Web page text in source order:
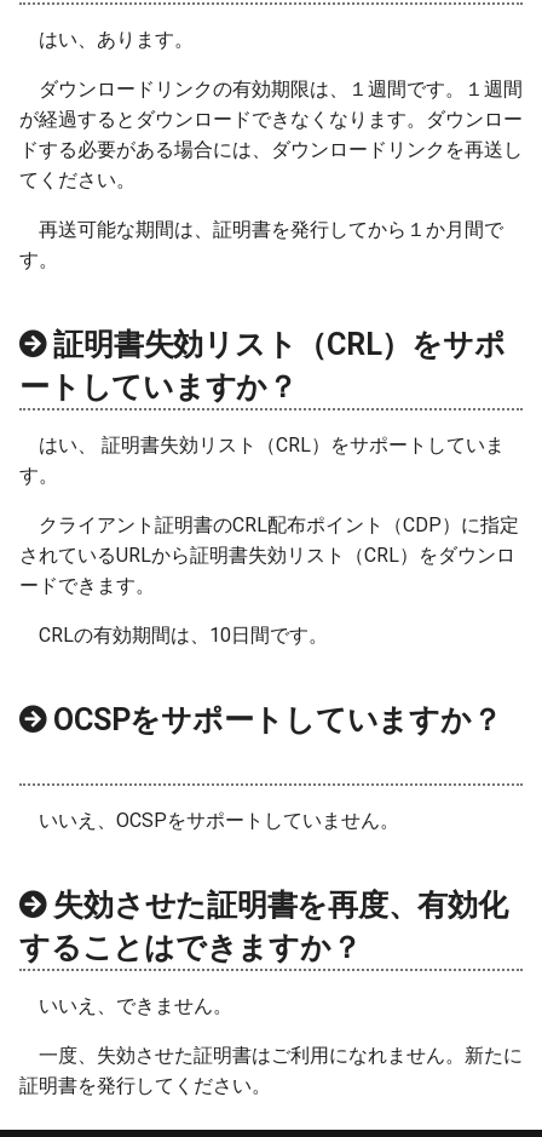
はい、あります。
ダウンロードリンクの有効期限は、１週間です。１週間
が経過するとダウンロードできなくなります。ダウンロー
ドする必要がある場合には、ダウンロードリンクを再送し
てください。
再送可能な期間は、証明書を発行してから１か月間で
す。
証明書失効リスト（CRL）をサポ
ートしていますか？
はい、 証明書失効リスト（CRL）をサポートしていま
す。
クライアント証明書のCRL配布ポイント（CDP）に指定
されているURLから証明書失効リスト（CRL）をダウンロ
ードできます。
CRLの有効期間は、10日間です。
OCSPをサポートしていますか？
いいえ、OCSPをサポートしていません。
失効させた証明書を再度、有効化
することはできますか？
いいえ、できません。
一度、失効させた証明書はご利用になれません。新たに
証明書を発行してください。